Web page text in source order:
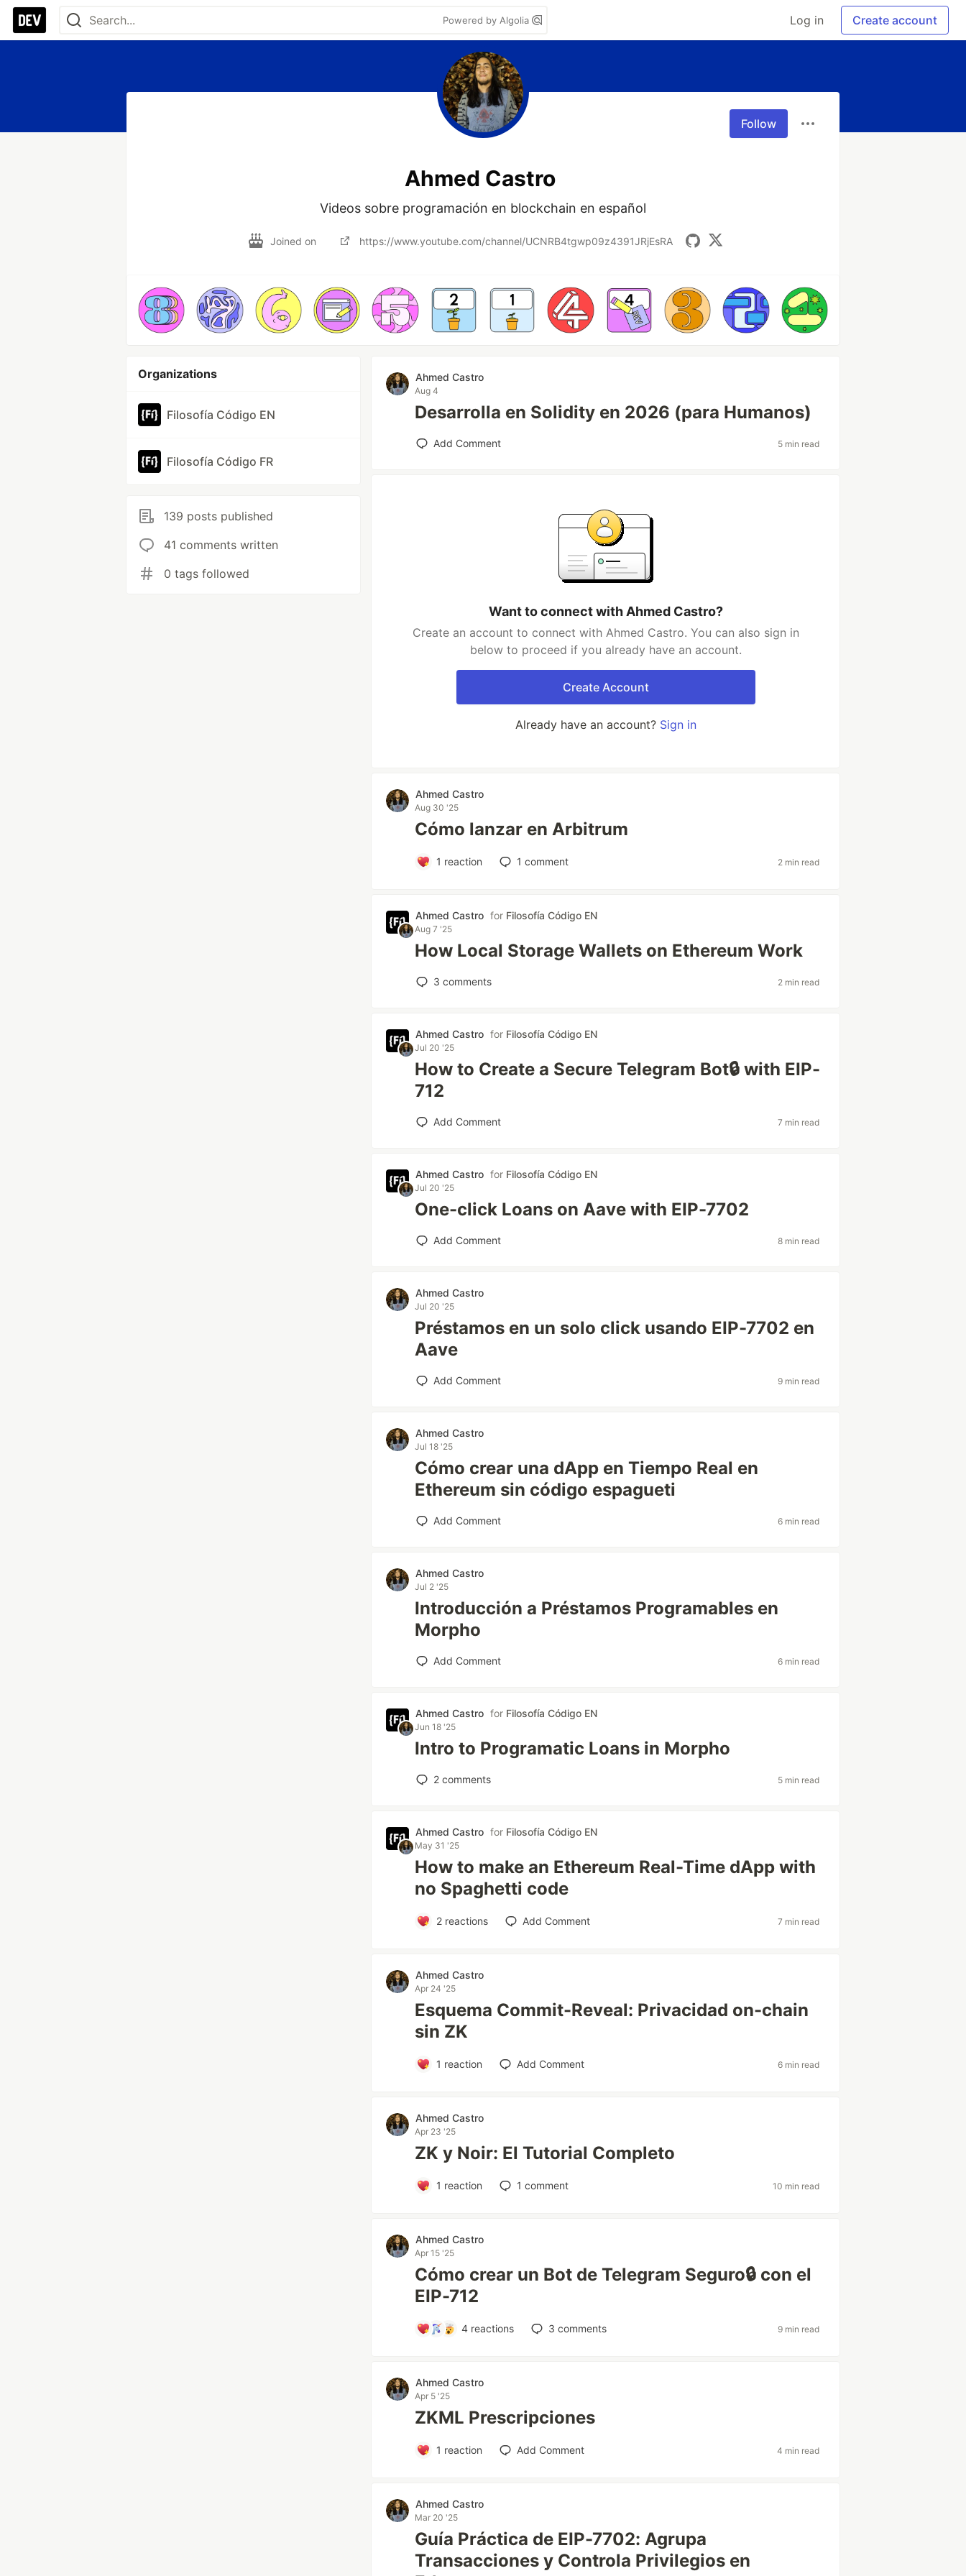
Powered by Algolia Log in Create account
Follow
Ahmed Castro
Videos sobre programación en blockchain en español
Joined on https://www.youtube.com/channel/UCNRB4tgwp09z4391JRjEsRA
Organizations
Filosofía Código EN
Filosofía Código FR
139 posts published
41 comments written
0 tags followed
Ahmed Castro
Aug 4
Desarrolla en Solidity en 2026 (para Humanos)
Add Comment 5 min read
Want to connect with Ahmed Castro?
Create an account to connect with Ahmed Castro. You can also sign in
below to proceed if you already have an account.
Create Account
Already have an account? Sign in
Ahmed Castro
Aug 30 '25
Cómo lanzar en Arbitrum
1 reaction 1 comment 2 min read
Ahmed Castro for Filosofía Código EN
Aug 7 '25
How Local Storage Wallets on Ethereum Work
3 comments 2 min read
Ahmed Castro for Filosofía Código EN
Jul 20 '25
How to Create a Secure Telegram Bot🔒 with EIP-
712
Add Comment 7 min read
Ahmed Castro for Filosofía Código EN
Jul 20 '25
One-click Loans on Aave with EIP-7702
Add Comment 8 min read
Ahmed Castro
Jul 20 '25
Préstamos en un solo click usando EIP-7702 en
Aave
Add Comment 9 min read
Ahmed Castro
Jul 18 '25
Cómo crear una dApp en Tiempo Real en
Ethereum sin código espagueti
Add Comment 6 min read
Ahmed Castro
Jul 2 '25
Introducción a Préstamos Programables en
Morpho
Add Comment 6 min read
Ahmed Castro for Filosofía Código EN
Jun 18 '25
Intro to Programatic Loans in Morpho
2 comments 5 min read
Ahmed Castro for Filosofía Código EN
May 31 '25
How to make an Ethereum Real-Time dApp with
no Spaghetti code
2reactions Add Comment 7 min read
Ahmed Castro
Apr 24 '25
Esquema Commit-Reveal: Privacidad on-chain
sin ZK
1 reaction Add Comment 6 min read
Ahmed Castro
Apr 23 '25
ZK y Noir: El Tutorial Completo
1 reaction 1 comment 10 min read
Ahmed Castro
Apr 15 '25
Cómo crear un Bot de Telegram Seguro🔒 con el
EIP-712
4reactions 3 comments 9 min read
Ahmed Castro
Apr 5 '25
ZKML Prescripciones
1 reaction Add Comment 4 min read
Ahmed Castro
Mar 20 '25
Guía Práctica de EIP-7702: Agrupa
Transacciones y Controla Privilegios en